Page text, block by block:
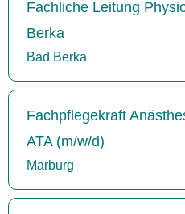
Fachliche Leitung
Berka
Bad Berka
Fachpflegekraft
ATA (m/w/d)
Marburg